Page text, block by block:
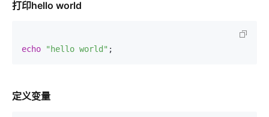
打印hello world
echo "hello world" ;
定义变量